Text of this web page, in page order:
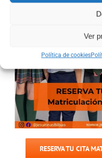
Ver
Política de cookies
+
+
RESERVA TU CITA